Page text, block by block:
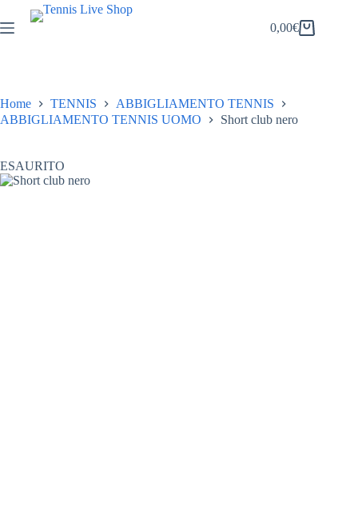
al
contenuto
Carrello
0,00€
Home TENNIS
ABBIGLIAMENTO TENNIS
ABBIGLIAMENTO TENNIS UOMO
Short club nero
ESAURITO